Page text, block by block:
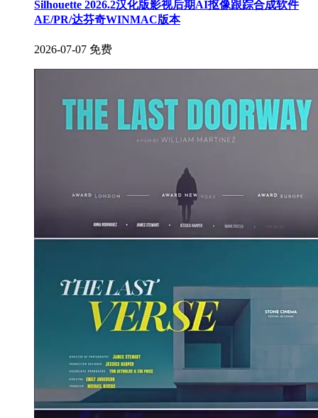
Silhouette 2026.2汉化版影视后期AI抠像跟踪合成软件
AE/PR/达芬奇WINMAC版本
2026-07-07 免费